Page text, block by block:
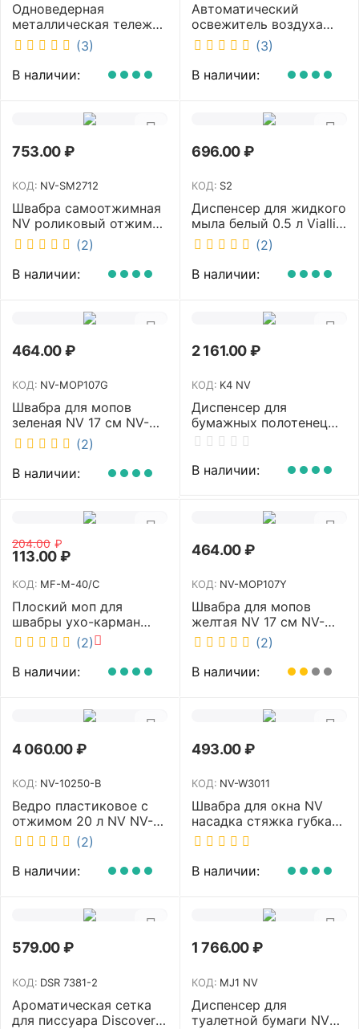
Одноведерная
металлическая тележка
с отжимом и корзинкой
под химию NV 23 л NV-
11123
(3)
В наличии:
Автоматический
освежитель воздуха
DISCOVER белый
DSR0085
(3)
В наличии:
753.00₽
КОД: NV-SM2712
Швабра самоотжимная
NV роликовый отжим
насадка PVA 27 см
телескопическая
рукоятка 70-125 см NV-
SM2712
(2)
В наличии:
696.00₽
КОД: S2
Диспенсер для жидкого
мыла белый 0.5 л Vialli
S2
(2)
В наличии:
464.00₽
КОД: NV-MOP107G
Швабра для мопов
зеленая NV 17 см NV-
MOP107G (2)
В наличии:
2 161.00₽
КОД: K4 NV
Диспенсер для
бумажных полотенец
NV белый K4 NV
В наличии:
204.00 ₽
113.00₽
КОД: MF-M-40/C
Плоский моп для
швабры ухо-карман
белый 40 см NV MF-M-
40/C
(2)
В наличии:
464.00₽
КОД: NV-MOP107Y
Швабра для мопов
желтая NV 17 см NV-
MOP107Y (2)
В наличии:
4 060.00₽
КОД: NV-10250-B
Ведро пластиковое с
отжимом 20 л NV NV-
10250-B
(2)
В наличии:
493.00₽
КОД: NV-W3011
Швабра для окна NV
насадка стяжка губка
30 см телескопическая
рукоятка 70-110 см NV-
W3011
В наличии:
579.00₽
КОД: DSR 7381-2
Ароматическая сетка
для писсуара Discover
1 766.00₽
КОД: MJ1 NV
Диспенсер для
туалетной бумаги NV